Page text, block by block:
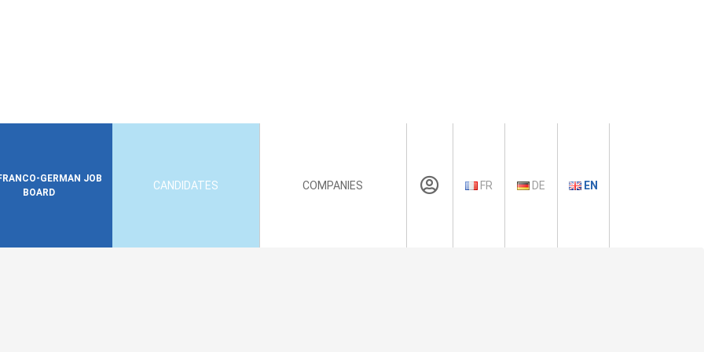
GERMAN JOB
BOARD
CANDIDATES COMPANIES FR DE EN